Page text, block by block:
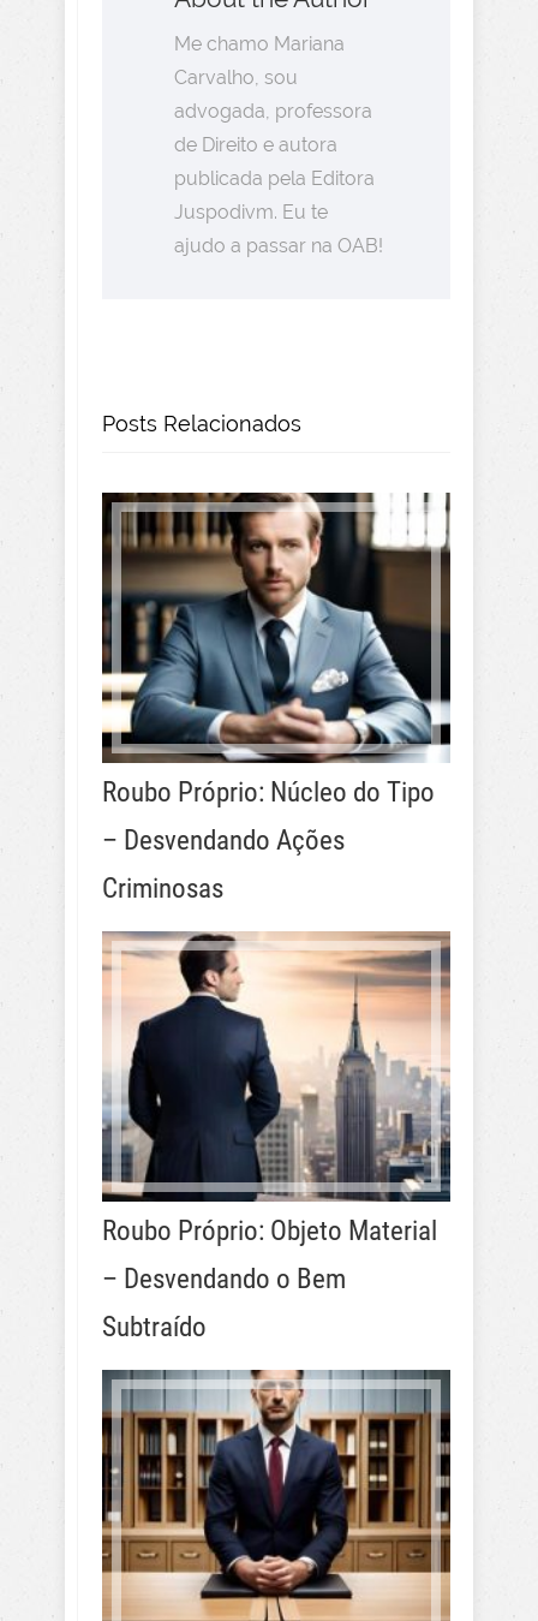
Me chamo Mariana
Carvalho, sou
advogada, professora
de Direito e autora
publicada pela Editora
Juspodivm. Eu te
ajudo a passar na OAB!
Posts Relacionados
Roubo Próprio: Núcleo do Tipo
– Desvendando Ações
Criminosas
Roubo Próprio: Objeto Material
– Desvendando o Bem
Subtraído